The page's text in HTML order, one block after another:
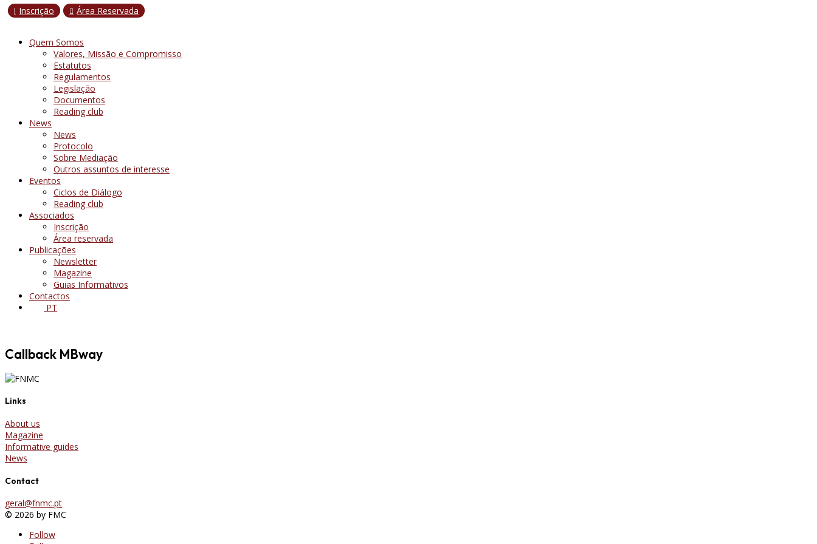
l Inscrição  Área Reservada
Quem Somos
Valores, Missão e Compromisso
Estatutos
Regulamentos
Legislação
Documentos
Reading club
News
News
Protocolo
Sobre Mediação
Outros assuntos de interesse
Eventos
Ciclos de Diálogo
Reading club
Associados
Inscrição
Área reservada
Publicações
Newsletter
Magazine
Guias Informativos
Contactos
PT
Callback MBway
Links
About us
Magazine
Informative guides
News
Contact
geral@fnmc.pt
© 2026 by FMC
Follow